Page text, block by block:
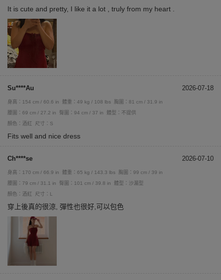
It is cute and pretty, I like it a lot , truly from my heart .
Su****Au 2026-07-18
身高：154 cm / 60.6 in 體重：49 kg / 108 lbs
胸圍：81 cm / 31.9 in
腰圍：69 cm / 27.2 in
臀圍：94 cm / 37 in
體型：不提供
顏色：酒紅
尺寸：S
Fits well and nice dress
Ch****se 2026-07-10
身高：170 cm / 66.9 in 體重：65 kg / 143.3 lbs
胸圍：99 cm / 39 in
腰圍：79 cm / 31.1 in
臀圍：101 cm / 39.8 in
體型：沙漏型
顏色：酒紅
尺寸：L
穿上後真的很涼, 彈性也很好,可以包色